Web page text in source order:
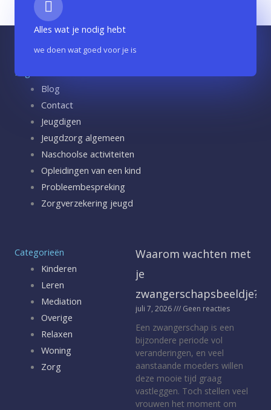
Alles wat je nodig hebt
we doen wat goed voor je is
Pagina’s
Blog
Contact
Jeugdigen
Jeugdzorg algemeen
Naschoolse activiteiten
Opleidingen van een kind
Probleembespreking
Zorgverzekering jeugd
Categorieën
Kinderen
Leren
Mediation
Overige
Relaxen
Woning
Zorg
Waarom wachten met
je
zwangerschapsbeeldje?
juli 7, 2026 Geen reacties
Een zwangerschap is een
bijzondere periode vol
veranderingen, en veel
aanstaande moeders willen
deze mooie tijd graag
vastleggen. Toch stellen veel
vrouwen het moment om